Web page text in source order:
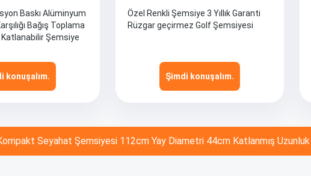
Baskı Alüminyum
Bağış Toplama
Şemsiye
konuşalım.
Özel Renkli Şemsiye 3 Yıllık Garanti
Rüzgar geçirmez Golf Şemsiyesi
Şimdi konuşalım.
Seyahat Şemsiyesi 112cm Yay Diametri 44cm Katlanmış Uzunluk